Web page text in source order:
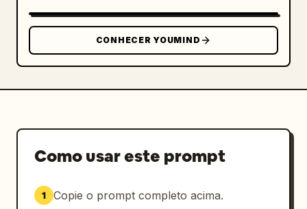
        "text": "
彼女らしさの公式 ",
esquerda, brilhos perto do título, rabisco de
        "position": "superior esquerdo ao
retangular azul sublinhada",
        "role": "fórmula principal",
CONHECER YOUMIND
Como usar este prompt
1 Copie o prompt completo acima.